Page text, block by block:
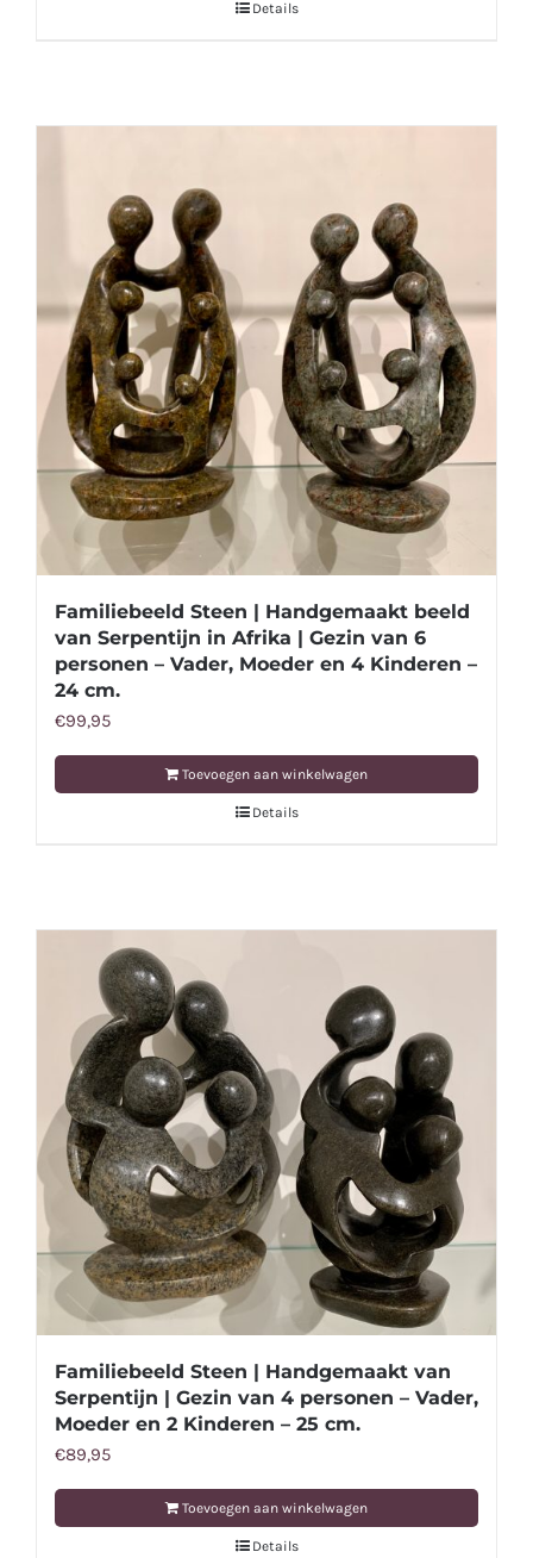
Details
Familiebeeld Steen | Handgemaakt beeld
van Serpentijn in Afrika | Gezin van 6
personen – Vader, Moeder en 4 Kinderen –
24 cm.
€99,95
Toevoegen aan winkelwagen
Details
Familiebeeld Steen | Handgemaakt van
Serpentijn | Gezin van 4 personen – Vader,
Moeder en 2 Kinderen – 25 cm.
€89,95
Toevoegen aan winkelwagen
Details